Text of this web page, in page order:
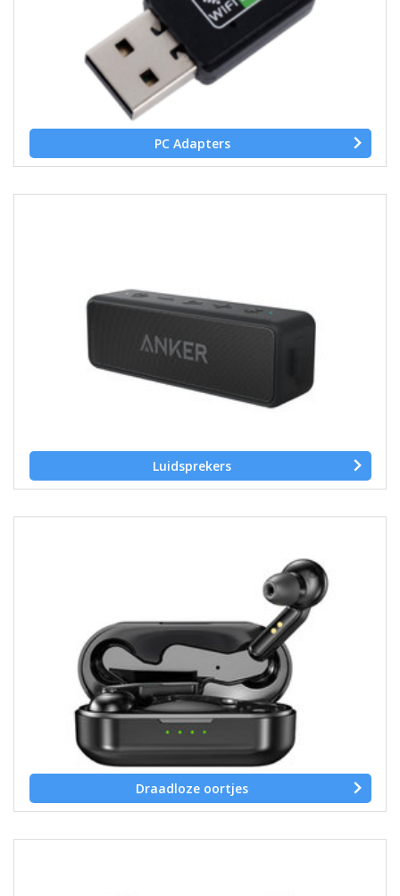
PC Adapters
Luidsprekers
Draadloze oortjes